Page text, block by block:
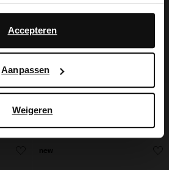
samen met Google voor
Meer informatie over
gebruikt, vindt u op
Accepteren
Aanpassen
Weigeren
new
No, stay in Dutch